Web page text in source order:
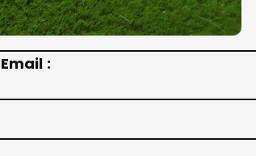
Email :